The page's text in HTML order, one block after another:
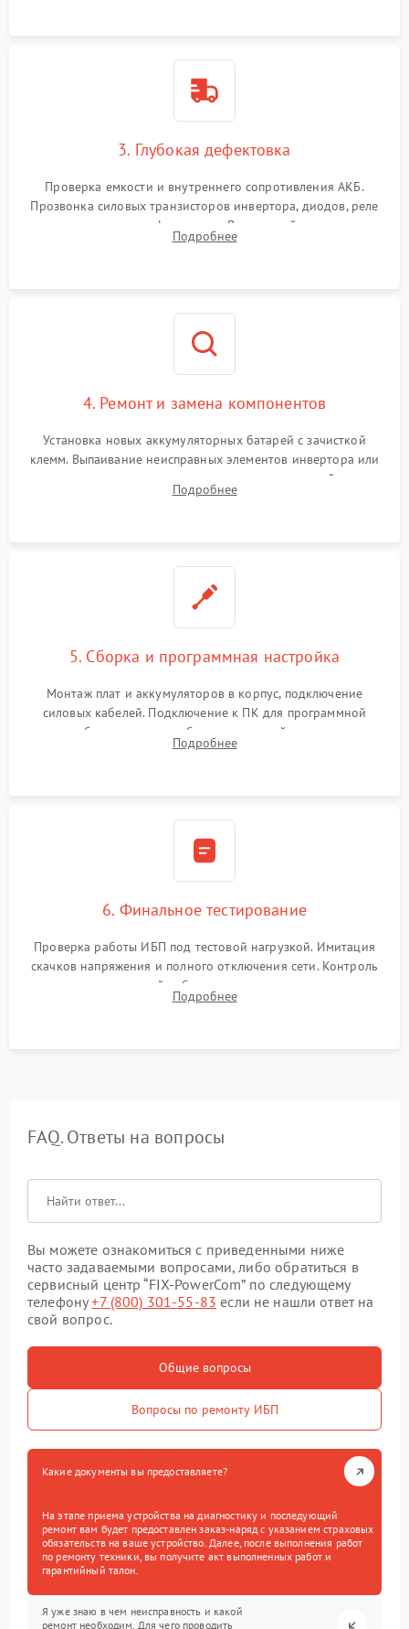
3. Глубокая дефектовка
Проверка емкости и внутреннего сопротивления АКБ.
Прозвонка силовых транзисторов инвертора, диодов, реле
переключения и трансформатора. Визуальный поиск вздутых
конденсаторов и прогаров на печатной плате.
Подробнее
4. Ремонт и замена компонентов
Установка новых аккумуляторных батарей с зачисткой
клемм. Выпаивание неисправных элементов инвертора или
цепи зарядки и монтаж новых радиодеталей.
Восстановление поврежденных токоведущих дорожек и
Подробнее
5. Сборка и программная настройка
Монтаж плат и аккумуляторов в корпус, подключение
силовых кабелей. Подключение к ПК для программной
калибровки констант батареи, настройки порогов
срабатывания AVR и сброса счетчиков старения АКБ.
Подробнее
6. Финальное тестирование
Проверка работы ИБП под тестовой нагрузкой. Имитация
скачков напряжения и полного отключения сети. Контроль
времени автономной работы, температурного режима и
корректности формы выходного сигнала.
Подробнее
FAQ. Ответы на вопросы
Вы можете ознакомиться с приведенными ниже
часто задаваемыми вопросами, либо обратиться в
сервисный центр “FIX-PowerCom” по следующему
телефону+7 (800) 301-55-83 если не нашли ответ на
свой вопрос.
Общие вопросы
Вопросы по ремонту ИБП
Какие документы вы предоставляете?
На этапе приема устройства на диагностику и последующий
ремонт вам будет предоставлен заказ-наряд с указанием страховых
обязательств на ваше устройство. Далее, после выполнения работ
по ремонту техники, вы получите акт выполненных работ и
гарантийный талон.
Я уже знаю в чем неисправность и какой
ремонт необходим. Для чего проводить